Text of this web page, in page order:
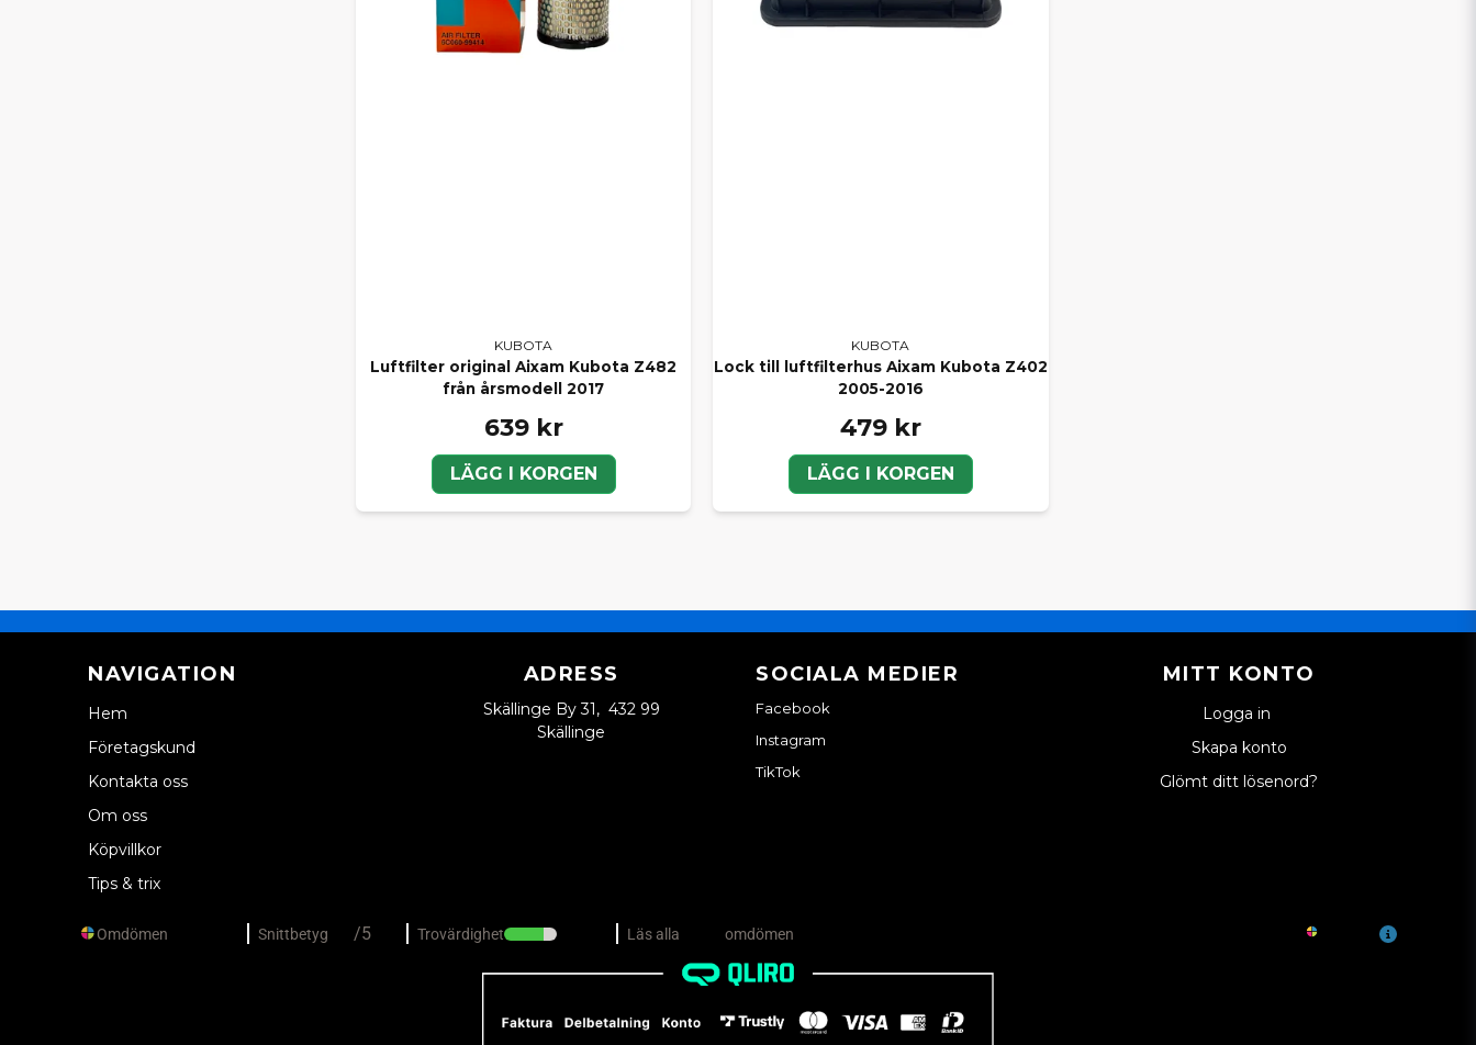
KUBOTA
Luftfilter original Aixam Kubota Z482
från årsmodell 2017
639 kr
LÄGG I KORGEN
KUBOTA
Lock till luftfilterhus Aixam Kubota Z402
2005-2016
479 kr
LÄGG I KORGEN
NAVIGATION
Hem
Företagskund
Kontakta oss
Om oss
Köpvillkor
Tips & trix
ADRESS
Skällinge By 31, 432 99
Skällinge
SOCIALA MEDIER
Facebook
Instagram
TikTok
MITT KONTO
Logga in
Skapa konto
Glömt ditt lösenord?